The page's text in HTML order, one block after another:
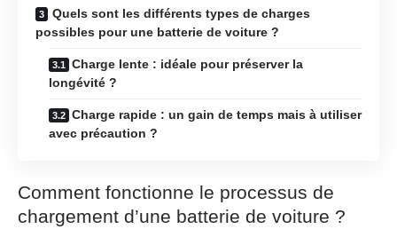
Quels sont les différents types de charges
possibles pour une batterie de voiture ?
Charge lente : idéale pour préserver la
longévité ?
Charge rapide : un gain de temps mais à utiliser
avec précaution ?
Comment fonctionne le processus de
chargement d’une batterie de voiture ?